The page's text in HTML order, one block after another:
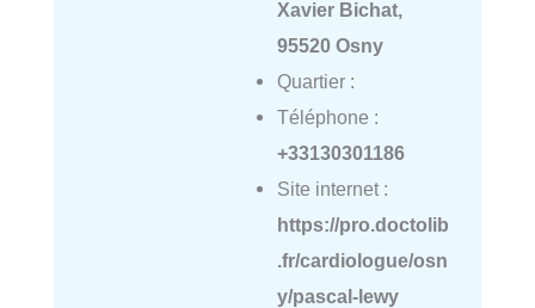
Xavier Bichat,
95520 Osny
Quartier :
Téléphone :
+33130301186
Site internet :
https://pro.doctolib
.fr/cardiologue/osn
y/pascal-lewy